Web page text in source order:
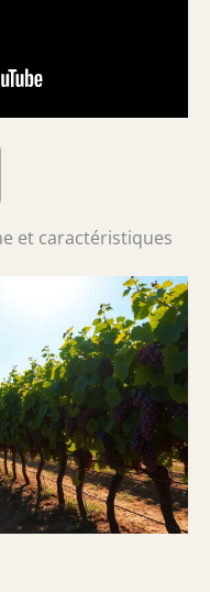
et caractéristiques